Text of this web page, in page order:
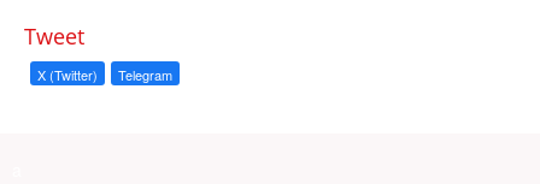
Tweet
X (Twitter) Telegram